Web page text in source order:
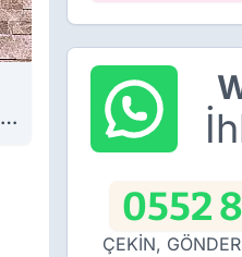
0552
ÇEKİN,